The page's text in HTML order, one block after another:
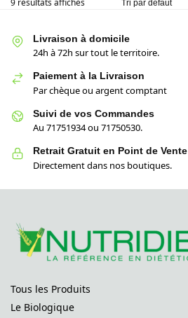
9 résultats affichés
Livraison à domicile
24h à 72h sur tout le territoire.
Paiement à la Livraison
Par chèque ou argent comptant
Suivi de vos Commandes
Au 71751934 ou 71750530.
Retrait Gratuit en Point de Vente
Directement dans nos boutiques.
Tous les Produits
Le Biologique